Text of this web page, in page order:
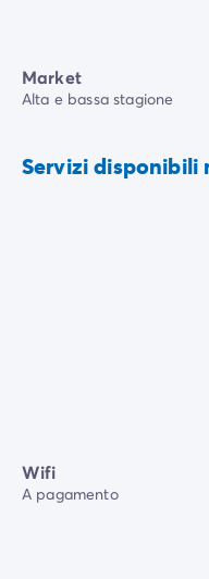
Market
Alta e bassa stagione
Servizi disponibili
Wifi
A pagamento